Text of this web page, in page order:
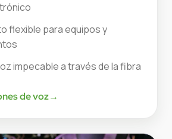
flexible para equipos y
impecable a través de la fibra
de voz→